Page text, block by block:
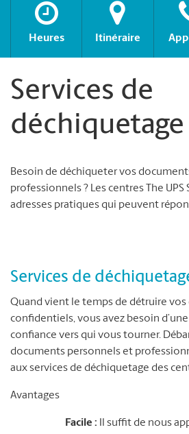
Heures Itinéraire
Services de
déchiquetage
Besoin de déchiqueter vos
professionnels ? Les centres The
adresses pratiques qui peuvent
Services de
Quand vient le temps de détruire
confidentiels, vous avez besoin
confiance vers qui vous tourner.
documents personnels et
aux services de déchiquetage des
Avantages
Facile : Il suffit de nous